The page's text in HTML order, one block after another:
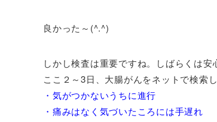
良かった～(^.^)
しかし検査は重要ですね。しばらくは
ここ２～3日、大腸がんをネットで検索
・気がつかないうちに進行
・痛みはなく気づいたころには手遅れ